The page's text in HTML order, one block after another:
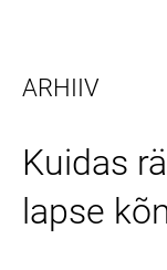
ARHIIV
Kuidas
lapse